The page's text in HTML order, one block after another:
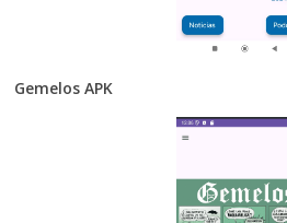
Gemelos APK